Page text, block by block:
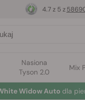
Nasiona
Tyson 2.0
Mix
4.7 z 5 z
Widow Auto dla